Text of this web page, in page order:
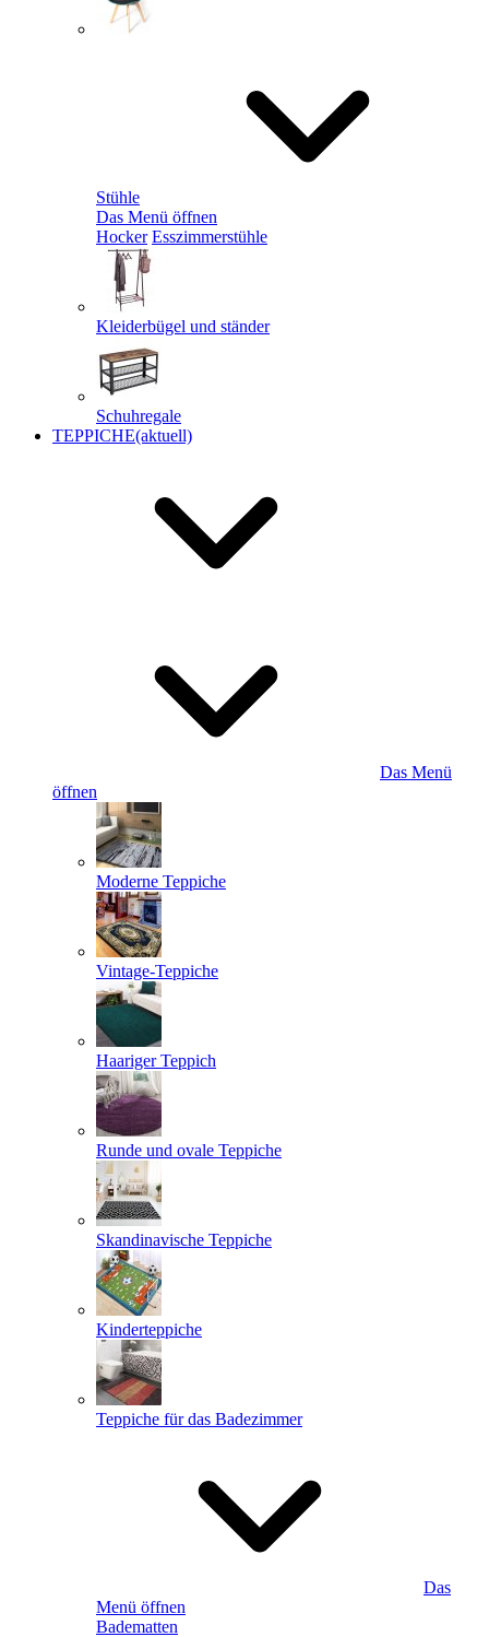
Stühle
Das Menü öffnen
Hocker Esszimmerstühle
Kleiderbügel und ständer
Schuhregale
TEPPICHE(aktuell)
Das Menü
öffnen
Moderne Teppiche
Vintage-Teppiche
Haariger Teppich
Runde und ovale Teppiche
Skandinavische Teppiche
Kinderteppiche
Teppiche für das Badezimmer
Das
Menü öffnen
Badematten